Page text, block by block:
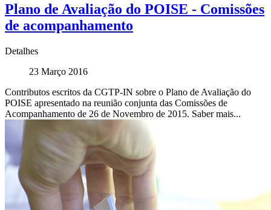
Plano de Avaliação do POISE - Comissões
de acompanhamento
Detalhes
23 Março 2016
Contributos escritos da CGTP-IN sobre o Plano de Avaliação do
POISE apresentado na reunião conjunta das Comissões de
Acompanhamento de 26 de Novembro de 2015. Saber mais...